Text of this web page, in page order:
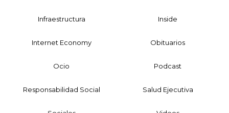
Infraestructura Inside
Internet Economy Obituarios
Ocio Podcast
Responsabilidad Social Salud Ejecutiva